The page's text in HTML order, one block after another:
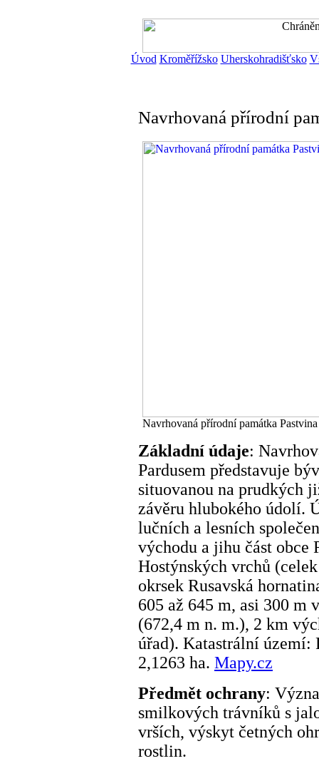
Úvod Kroměřížsko Uherskohradišťsko
Navrhovaná přírodní
Navrhovaná přírodní památka
Základní údaje:
Pardusem představuje
situovanou na prudkých
závěru hlubokého údolí.
lučních a lesních
východu a jihu část obce
Hostýnských vrchů
okrsek Rusavská
605 až 645 m, asi 300 m
(672,4 m n. m.), 2 km
úřad). Katastrální území:
2,1263 ha. Mapy.cz
Předmět ochrany:
smilkových trávníků s
vrších, výskyt četných
rostlin.